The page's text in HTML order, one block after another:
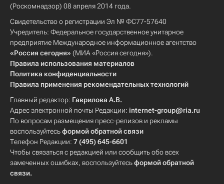
(Роскомнадзор) 08 апреля 2014 года.
Свидетельство о регистрации Эл № ФС77-57640
Учредитель: Федеральное государственное унитарное
предприятие Международное информационное агентство
«Россия сегодня» (МИА «Россия сегодня»).
Правила использования материалов
Политика конфиденциальности
Правила применения рекомендательных технологий
Главный редактор: Гаврилова А.В.
Адрес электронной почты Редакции: internet-group@ria.ru
По вопросам размещения пресс-релизов и рекламы
воспользуйтесьформой обратной связи
Телефон Редакции: 7 (495) 645-6601
Чтобы связаться с редакцией или сообщить обо всех
замеченных ошибках, воспользуйтесьформой обратной
связи.